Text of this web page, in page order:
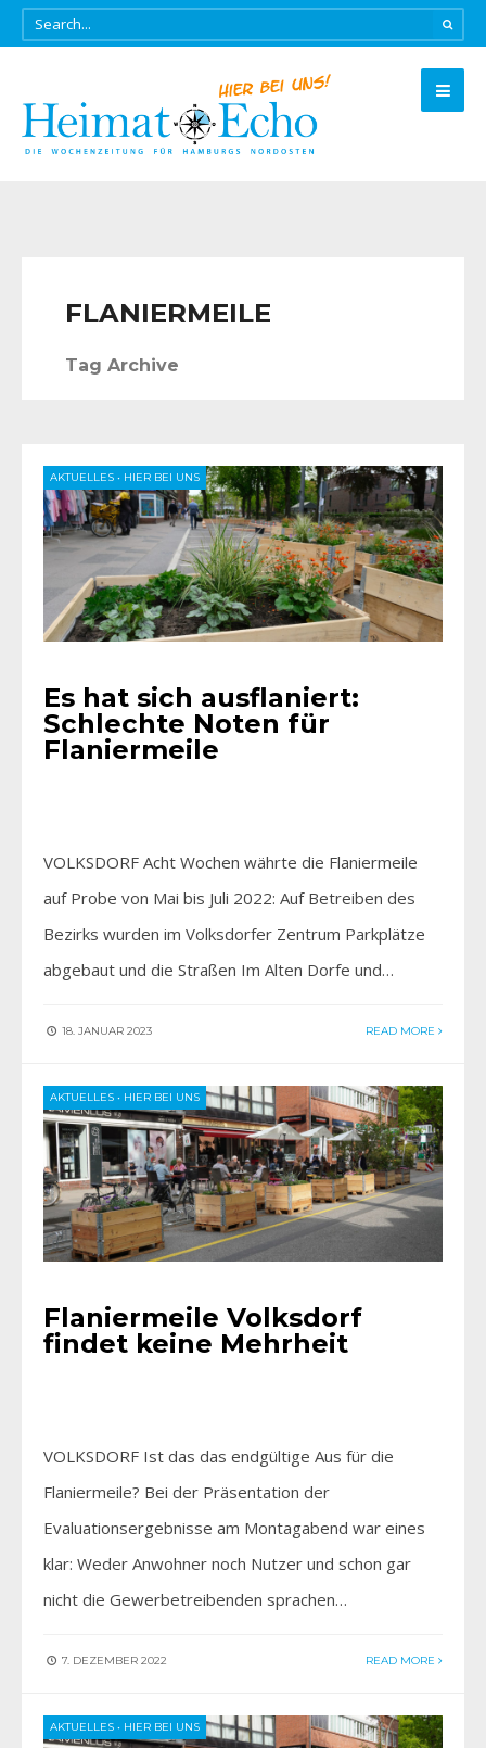
FLANIERMEILE
Tag Archive
AKTUELLES • HIER BEI UNS
Es hat sich ausflaniert:
Schlechte Noten für
Flaniermeile
VOLKSDORF Acht Wochen währte die Flaniermeile
auf Probe von Mai bis Juli 2022: Auf Betreiben des
Bezirks wurden im Volksdorfer Zen­trum Parkplätze
abgebaut und die Straßen Im Alten Dorfe und…
18. JANUAR 2023 READ MORE
AKTUELLES • HIER BEI UNS
Flaniermeile Volksdorf
findet keine Mehrheit
VOLKSDORF Ist das das endgültige Aus für die
Flaniermeile? Bei der Präsentation der
Evaluationsergebnisse am Montagabend war eines
klar: Weder Anwohner noch Nutzer und schon gar
nicht die Gewerbetreibenden sprachen…
7. DEZEMBER 2022 READ MORE
AKTUELLES • HIER BEI UNS